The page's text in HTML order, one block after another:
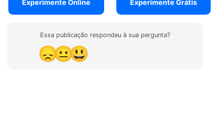
Experimente Online Experimente Grátis
Essa publicação respondeu à sua pergunta?
😞😐😃